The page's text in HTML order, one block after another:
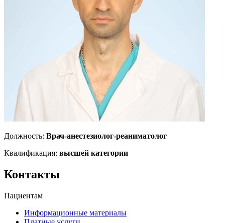
Должность: Врач-анестезиолог-реаниматолог
Квалификация: высшей категории
Контакты
Пациентам
Информационные материалы